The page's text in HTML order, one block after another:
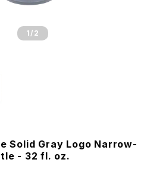
1 /2
Solid Gray Logo Narrow-
- 32 fl. oz.